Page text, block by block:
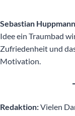
Sebastian
Idee ein Traumbad
Zufriedenheit und
Motivation.
Redaktion:Vielen